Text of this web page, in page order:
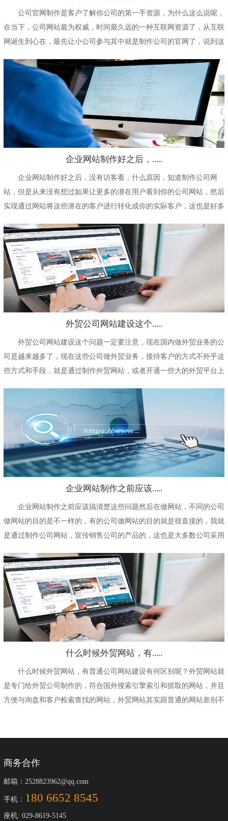
公司官网制作是客户了解你公司的第一手资源，为什么这么说呢，
在当下，公司网站最为权威，时间最久远的一种互联网资源了，从互联
网诞生到心在，最先让小公司参与其中就是制作公司的官网了，说到这
企业网站制作好之后，.....
企业网站制作好之后，没有访客看，什么原因，知道制作公司网
站，但是从来没有想过如果让更多的潜在用户看到你的公司网站，然后
实现通过网站将这些潜在的客户进行转化成你的实际客户，这也是好多
外贸公司网站建设这个.....
外贸公司网站建设这个问题一定要注意，现在国内做外贸业务的公
司是越来越多了，现在这些公司做外贸业务，接待客户的方式不外乎这
些方式和手段，就是通过制作外贸网站，或者开通一些大的外贸平台上
企业网站制作之前应该.....
企业网站制作之前应该搞清楚这些问题然后在做网站，不同的公司
做网站的目的是不一样的，有的公司做网站的目的就是很直接的，我就
是通过制作公司网站，宣传销售公司的产品的，这也是大多数公司采用
什么时候外贸网站，有.....
什么时候外贸网站，有普通公司网站建设有何区别呢？外贸网站就
是专门给外贸公司制作的，符合国外搜索引擎索引和抓取的网站，并且
方便与询盘和客户检索查找的网站，外贸网站其实跟普通的网站差别不
商务合作
邮箱：2528823962@qq.com
手机： 180 6652 8545
座机: 029-8619-5145